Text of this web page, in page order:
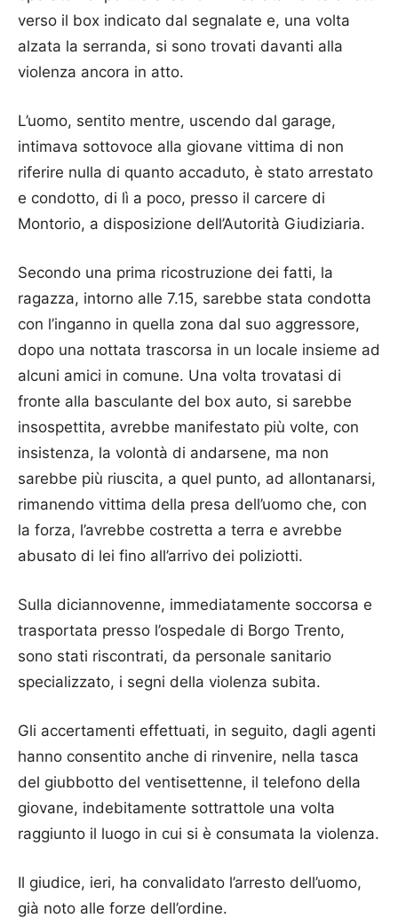
verso il box indicato dal segnalate e, una volta
alzata la serranda, si sono trovati davanti alla
violenza ancora in atto.
L’uomo, sentito mentre, uscendo dal garage,
intimava sottovoce alla giovane vittima di non
riferire nulla di quanto accaduto, è stato arrestato
e condotto, di lì a poco, presso il carcere di
Montorio, a disposizione dell’Autorità Giudiziaria.
Secondo una prima ricostruzione dei fatti, la
ragazza, intorno alle 7.15, sarebbe stata condotta
con l’inganno in quella zona dal suo aggressore,
dopo una nottata trascorsa in un locale insieme ad
alcuni amici in comune. Una volta trovatasi di
fronte alla basculante del box auto, si sarebbe
insospettita, avrebbe manifestato più volte, con
insistenza, la volontà di andarsene, ma non
sarebbe più riuscita, a quel punto, ad allontanarsi,
rimanendo vittima della presa dell’uomo che, con
la forza, l’avrebbe costretta a terra e avrebbe
abusato di lei fino all’arrivo dei poliziotti.
Sulla diciannovenne, immediatamente soccorsa e
trasportata presso l’ospedale di Borgo Trento,
sono stati riscontrati, da personale sanitario
specializzato, i segni della violenza subita.
Gli accertamenti effettuati, in seguito, dagli agenti
hanno consentito anche di rinvenire, nella tasca
del giubbotto del ventisettenne, il telefono della
giovane, indebitamente sottrattole una volta
raggiunto il luogo in cui si è consumata la violenza.
Il giudice, ieri, ha convalidato l’arresto dell’uomo,
già noto alle forze dell’ordine.